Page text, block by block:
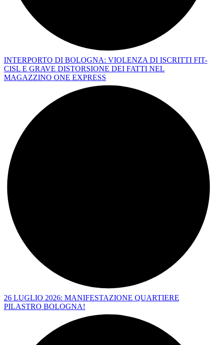
INTERPORTO DI BOLOGNA: VIOLENZA DI ISCRITTI FIT-
CISL E GRAVE DISTORSIONE DEI FATTI NEL
MAGAZZINO ONE EXPRESS
26 LUGLIO 2026: MANIFESTAZIONE QUARTIERE
PILASTRO BOLOGNA!